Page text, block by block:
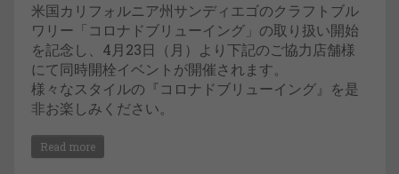
米国カリフォルニア州サンディエゴのクラフトブル
ワリー「コロナドブリューイング」の取り扱い開始
を記念し、4月23日（月）より下記のご協力店舗様
にて同時開栓イベントが開催されます。
様々なスタイルの『コロナドブリューイング』を是
非お楽しみください。
Read more